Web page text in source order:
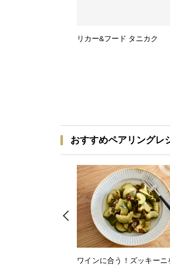
リカー&フード タニカク
おすすめペアリングレ
ワインに合う！ズッキーニ